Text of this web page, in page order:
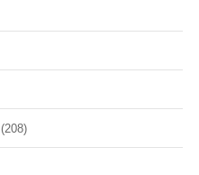
(208)